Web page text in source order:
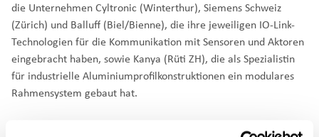
die Unternehmen Cyltronic (Winterthur), Siemens Schweiz
(Zürich) und Balluff (Biel/Bienne), die ihre jeweiligen IO-Link-
Technologien für die Kommunikation mit Sensoren und Aktoren
eingebracht haben, sowie Kanya (Rüti ZH), die als Spezialistin
für industrielle Aluminiumprofilkonstruktionen ein modulares
Rahmensystem gebaut hat.
Wendling bezeichnet den BielBot XP1 nur